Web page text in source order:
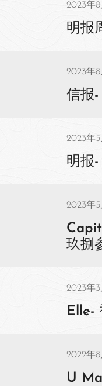
2023年8
明报
2023年8
信报
2023年5
明报
2023年5
玖捌
2023年3
Elle-
2022年8
U